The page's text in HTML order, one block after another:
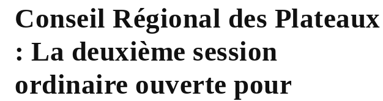
Conseil Régional des Plateaux
: La deuxième session
ordinaire ouverte pour